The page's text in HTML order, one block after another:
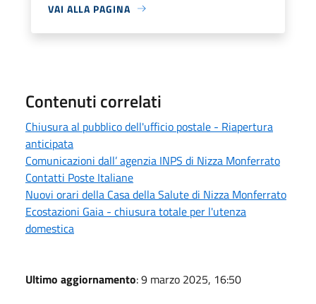
VAI ALLA PAGINA
Contenuti correlati
Chiusura al pubblico dell'ufficio postale - Riapertura
anticipata
Comunicazioni dall’ agenzia INPS di Nizza Monferrato
Contatti Poste Italiane
Nuovi orari della Casa della Salute di Nizza Monferrato
Ecostazioni Gaia - chiusura totale per l'utenza
domestica
Ultimo aggiornamento: 9 marzo 2025, 16:50